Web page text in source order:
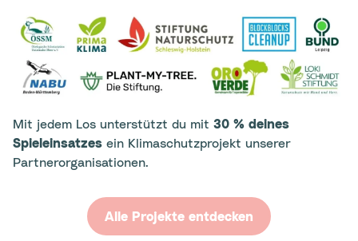
Mit jedem Los unterstützt du mit 30 % deines
Spieleinsatzes ein Klimaschutzprojekt unserer
Partnerorganisationen.
Alle Projekte entdecken